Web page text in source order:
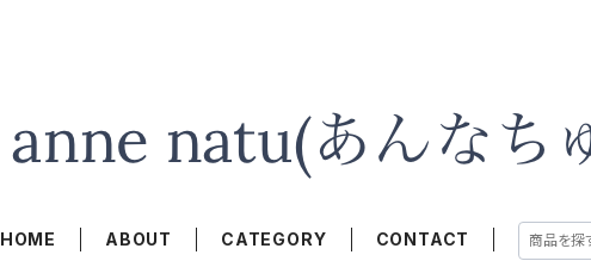
HOME ABOUT CATEGORY CONTACT